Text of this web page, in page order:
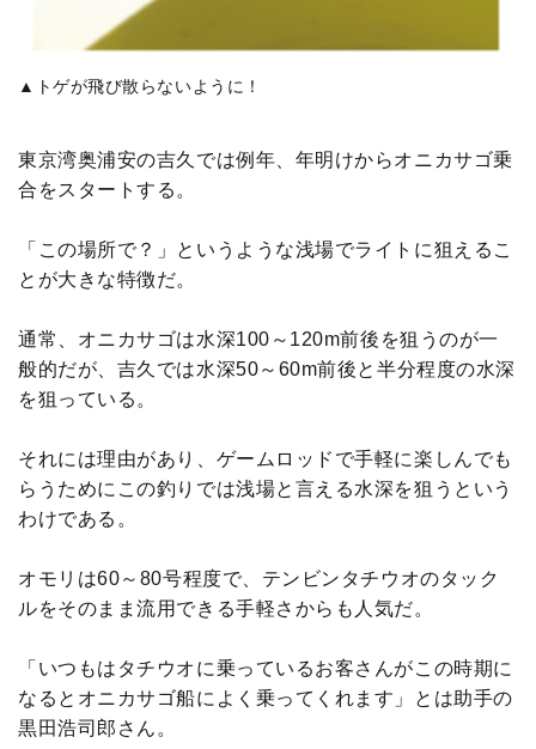
▲トゲが飛び散らないように！
東京湾奥浦安の吉久では例年、年明けからオニカサゴ乗
合をスタートする。
「この場所で？」というような浅場でライトに狙えるこ
とが大きな特徴だ。
通常、オニカサゴは水深100～120m前後を狙うのが一
般的だが、吉久では水深50～60m前後と半分程度の水深
を狙っている。
それには理由があり、ゲームロッドで手軽に楽しんでも
らうためにこの釣りでは浅場と言える水深を狙うという
わけである。
オモリは60～80号程度で、テンビンタチウオのタック
ルをそのまま流用できる手軽さからも人気だ。
「いつもはタチウオに乗っているお客さんがこの時期に
なるとオニカサゴ船によく乗ってくれます」とは助手の
黒田浩司郎さん。